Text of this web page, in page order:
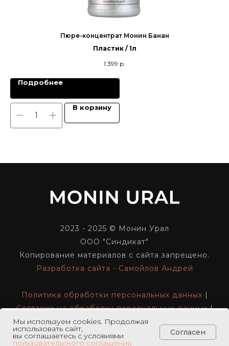
Мы используем cookies. Продолжая
использовать сайт,
вы соглашаетесь с условиями
пользовательского соглашения
Согласен
Пюре-концентрат Монин Банан
Пластик / 1л
1 399 р.
Подробнее
В корзину
2023 - 2025 © Монин Урал
ООО "Синдикат"
Копирование материалов с сайта запрещено.
Разработка сайта - Самойлов Андрей
Политика обработки персональных данных |
Согласие на обработку персональных данных|
Реквизиты компании